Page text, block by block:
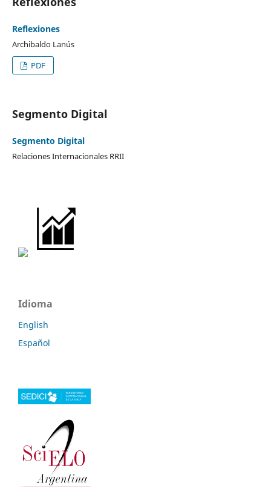
Reflexiones
Archibaldo Lanús
PDF
Segmento Digital
Segmento Digital
Relaciones Internacionales RRII
Idioma
English
Español